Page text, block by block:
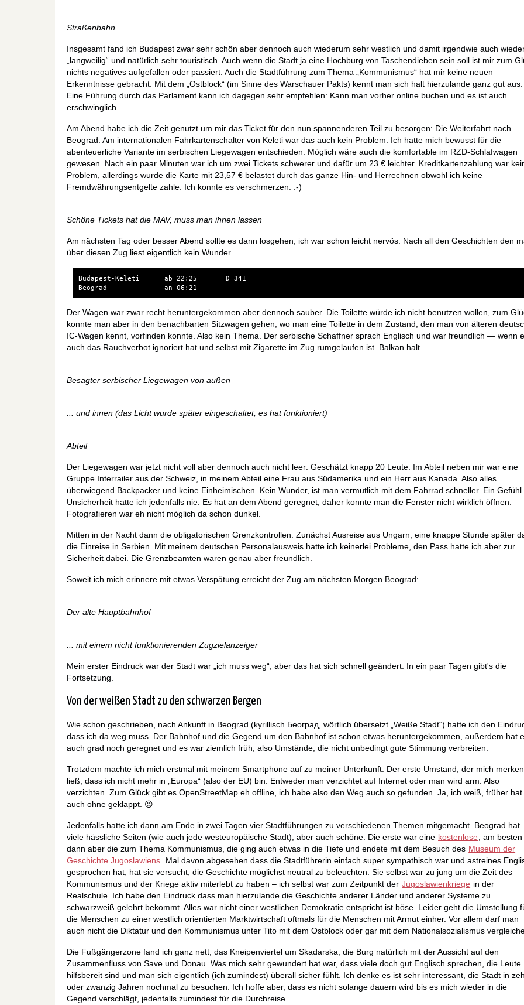
Straßenbahn
Insgesamt fand ich Budapest zwar sehr schön aber dennoch auch wiederum sehr westlich und damit irgendwie auch
„langweilig“ und natürlich sehr touristisch. Auch wenn die Stadt ja eine Hochburg von Taschendieben sein soll ist mir zum
nichts negatives aufgefallen oder passiert. Auch die Stadtführung zum Thema „Kommunismus“ hat mir keine neuen
Erkenntnisse gebracht: Mit dem „Ostblock“ (im Sinne des Warschauer Pakts) kennt man sich halt hierzulande ganz gut aus.
Eine Führung durch das Parlament kann ich dagegen sehr empfehlen: Kann man vorher online buchen und es ist auch
erschwinglich.
Am Abend habe ich die Zeit genutzt um mir das Ticket für den nun spannenderen Teil zu besorgen: Die Weiterfahrt nach
Beograd. Am internationalen Fahrkartenschalter von Keleti war das auch kein Problem: Ich hatte mich bewusst für die
abenteuerliche Variante im serbischen Liegewagen entschieden. Möglich wäre auch die komfortable im RZD-Schlafwagen
gewesen. Nach ein paar Minuten war ich um zwei Tickets schwerer und dafür um 23 € leichter. Kreditkartenzahlung war
Problem, allerdings wurde die Karte mit 23,57 € belastet durch das ganze Hin- und Herrechnen obwohl ich keine
Fremdwährungsentgelte zahle. Ich konnte es verschmerzen. :-)
Schöne Tickets hat die MAV, muss man ihnen lassen
Am nächsten Tag oder besser Abend sollte es dann losgehen, ich war schon leicht nervös. Nach all den Geschichten den
über diesen Zug liest eigentlich kein Wunder.
Budapest-Keleti      ab 22:25       D 341
Der Wagen war zwar recht heruntergekommen aber dennoch sauber. Die Toilette würde ich nicht benutzen wollen, zum
konnte man aber in den benachbarten Sitzwagen gehen, wo man eine Toilette in dem Zustand, den man von älteren
IC-Wagen kennt, vorfinden konnte. Also kein Thema. Der serbische Schaffner sprach Englisch und war freundlich — wenn
auch das Rauchverbot ignoriert hat und selbst mit Zigarette im Zug rumgelaufen ist. Balkan halt.
Besagter serbischer Liegewagen von außen
... und innen (das Licht wurde später eingeschaltet, es hat funktioniert)
Abteil
Der Liegewagen war jetzt nicht voll aber dennoch auch nicht leer: Geschätzt knapp 20 Leute. Im Abteil neben mir war eine
Gruppe Interrailer aus der Schweiz, in meinem Abteil eine Frau aus Südamerika und ein Herr aus Kanada. Also alles
überwiegend Backpacker und keine Einheimischen. Kein Wunder, ist man vermutlich mit dem Fahrrad schneller. Ein Gefühl
Unsicherheit hatte ich jedenfalls nie. Es hat an dem Abend geregnet, daher konnte man die Fenster nicht wirklich öffnen.
Fotografieren war eh nicht möglich da schon dunkel.
Mitten in der Nacht dann die obligatorischen Grenzkontrollen: Zunächst Ausreise aus Ungarn, eine knappe Stunde später
die Einreise in Serbien. Mit meinem deutschen Personalausweis hatte ich keinerlei Probleme, den Pass hatte ich aber zur
Sicherheit dabei. Die Grenzbeamten waren genau aber freundlich.
Soweit ich mich erinnere mit etwas Verspätung erreicht der Zug am nächsten Morgen Beograd:
Der alte Hauptbahnhof
... mit einem nicht funktionierenden Zugzielanzeiger
Mein erster Eindruck war der Stadt war „ich muss weg“, aber das hat sich schnell geändert. In ein paar Tagen gibt's die
Fortsetzung.
Von der weißen Stadt zu den schwarzen Bergen
Wie schon geschrieben, nach Ankunft in Beograd (kyrillisch Београд, wörtlich übersetzt „Weiße Stadt“) hatte ich den
dass ich da weg muss. Der Bahnhof und die Gegend um den Bahnhof ist schon etwas heruntergekommen, außerdem hat
auch grad noch geregnet und es war ziemlich früh, also Umstände, die nicht unbedingt gute Stimmung verbreiten.
Trotzdem machte ich mich erstmal mit meinem Smartphone auf zu meiner Unterkunft. Der erste Umstand, der mich merken
ließ, dass ich nicht mehr in „Europa“ (also der EU) bin: Entweder man verzichtet auf Internet oder man wird arm. Also
verzichten. Zum Glück gibt es OpenStreetMap eh offline, ich habe also den Weg auch so gefunden. Ja, ich weiß, früher hat
auch ohne geklappt. 😉
Jedenfalls hatte ich dann am Ende in zwei Tagen vier Stadtführungen zu verschiedenen Themen mitgemacht. Beograd hat
viele hässliche Seiten (wie auch jede westeuropäische Stadt), aber auch schöne. Die erste war eine kostenlose
, am
dann aber die zum Thema Kommunismus, die ging auch etwas in die Tiefe und endete mit dem Besuch des Museum der
Geschichte Jugoslawiens . Mal davon abgesehen dass die Stadtführerin einfach super sympathisch war und astreines
gesprochen hat, hat sie versucht, die Geschichte möglichst neutral zu beleuchten. Sie selbst war zu jung um die Zeit des
Kommunismus und der Kriege aktiv miterlebt zu haben – ich selbst war zum Zeitpunkt der Jugoslawienkriege in der
Realschule. Ich habe den Eindruck dass man hierzulande die Geschichte anderer Länder und anderer Systeme zu
schwarzweiß gelehrt bekommt. Alles war nicht einer westlichen Demokratie entspricht ist böse. Leider geht die Umstellung
die Menschen zu einer westlich orientierten Marktwirtschaft oftmals für die Menschen mit Armut einher. Vor allem darf man
auch nicht die Diktatur und den Kommunismus unter Tito mit dem Ostblock oder gar mit dem Nationalsozialismus
Die Fußgängerzone fand ich ganz nett, das Kneipenviertel um Skadarska, die Burg natürlich mit der Aussicht auf den
Zusammenfluss von Save und Donau. Was mich sehr gewundert hat war, dass viele doch gut Englisch sprechen, die Leute
hilfsbereit sind und man sich eigentlich (ich zumindest) überall sicher fühlt. Ich denke es ist sehr interessant, die Stadt in
oder zwanzig Jahren nochmal zu besuchen. Ich hoffe aber, dass es nicht solange dauern wird bis es mich wieder in die
Gegend verschlägt, jedenfalls zumindest für die Durchreise.